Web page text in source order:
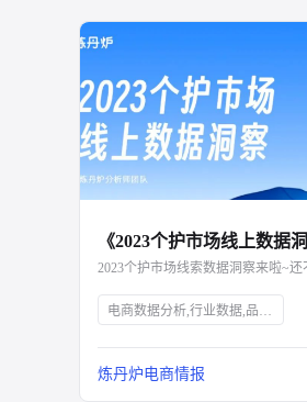
电商数据分析,行业数据,品牌数据,店铺数据,商品数据,炼丹炉,个护市场,口腔护理,身体护理,消费者需求,新锐国货,电商平台,抖音,小红书,气味经济,新媒体营销,全渠道布局,消费洞察,产品升级,细分市场
炼丹炉电商情报